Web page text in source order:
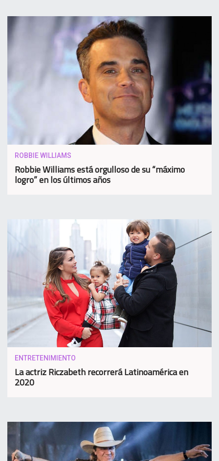
ROBBIE WILLIAMS
Robbie Williams está orgulloso de su “máximo
logro” en los últimos años
ENTRETENIMIENTO
La actriz Riczabeth recorrerá Latinoamérica en
2020